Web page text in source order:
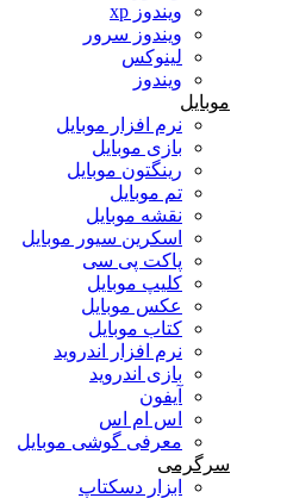
ویندوز xp
ویندوز سرور
لینوکس
ویندوز
موبایل
نرم افزار موبایل
بازی موبایل
رینگتون موبایل
تم موبایل
نقشه موبایل
اسکرین سیور موبایل
پاکت پی سی
کلیپ موبایل
عکس موبایل
کتاب موبایل
نرم افزار اندروید
بازی اندروید
آیفون
اس ام اس
معرفی گوشی موبایل
سرگرمی
ابزار دسکتاپ